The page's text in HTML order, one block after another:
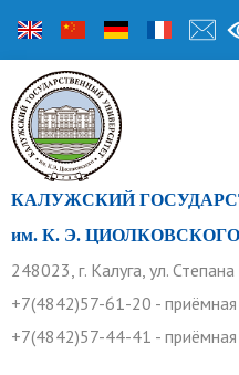
КАЛУЖСКИЙ
им. К. Э. ЦИОЛКОВСКОГО
248023, г. Калуга, ул.
+7(4842)57-61-20 - приёмная
+7(4842)57-44-41 - приёмная